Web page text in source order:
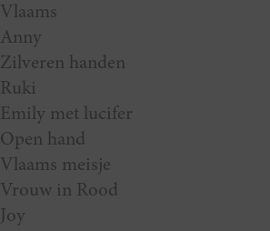
Vlaams
Anny
Zilveren handen
Ruki
Emily met lucifer
Open hand
Vlaams meisje
Vrouw in Rood
Joy